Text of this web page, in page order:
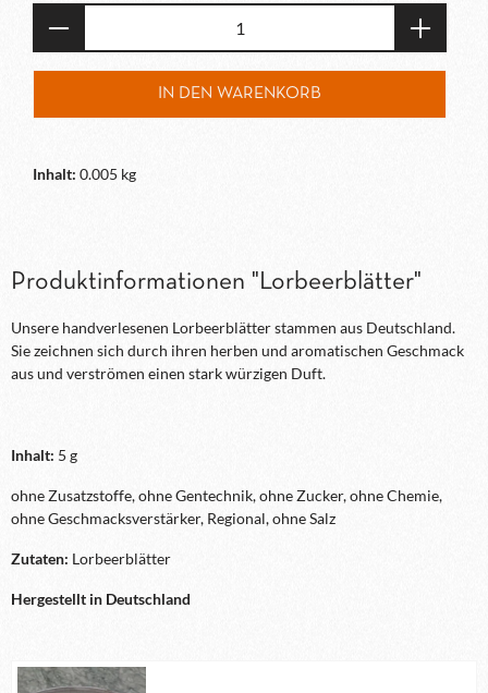
Produkt Anzahl: Gib den gewünschten
IN DEN WARENKORB
Inhalt: 0.005 kg
Produktinformationen "Lorbeerblätter"
Unsere handverlesenen Lorbeerblätter stammen aus Deutschland.
Sie zeichnen sich durch ihren herben und aromatischen Geschmack
aus und verströmen einen stark würzigen Duft.
Inhalt: 5 g
ohne Zusatzstoffe, ohne Gentechnik, ohne Zucker, ohne Chemie,
ohne Geschmacksverstärker, Regional, ohne Salz
Zutaten: Lorbeerblätter
Hergestellt in Deutschland